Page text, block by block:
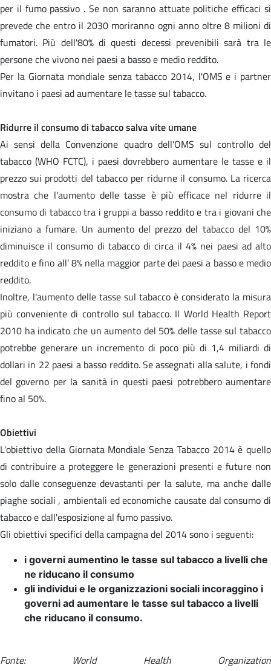
per il fumo passivo . Se non saranno attuate politiche efficaci si
prevede che entro il 2030 moriranno ogni anno oltre 8 milioni di
fumatori. Più dell'80% di questi decessi prevenibili sarà tra le
persone che vivono nei paesi a basso e medio reddito.
Per la Giornata mondiale senza tabacco 2014, l'OMS e i partner
invitano i paesi ad aumentare le tasse sul tabacco.
Ridurre il consumo di tabacco salva vite umane
Ai sensi della Convenzione quadro dell'OMS sul controllo del
tabacco (WHO FCTC), i paesi dovrebbero aumentare le tasse e il
prezzo sui prodotti del tabacco per ridurne il consumo. La ricerca
mostra che l’aumento delle tasse è più efficace nel ridurre il
consumo di tabacco tra i gruppi a basso reddito e tra i giovani che
iniziano a fumare. Un aumento del prezzo del tabacco del 10%
diminuisce il consumo di tabacco di circa il 4% nei paesi ad alto
reddito e fino all’ 8% nella maggior parte dei paesi a basso e medio
reddito.
Inoltre, l'aumento delle tasse sul tabacco è considerato la misura
più conveniente di controllo sul tabacco. Il World Health Report
2010 ha indicato che un aumento del 50% delle tasse sul tabacco
potrebbe generare un incremento di poco più di 1,4 miliardi di
dollari in 22 paesi a basso reddito. Se assegnati alla salute, i fondi
del governo per la sanità in questi paesi potrebbero aumentare
fino al 50%.
Obiettivi
L'obiettivo della Giornata Mondiale Senza Tabacco 2014 è quello
di contribuire a proteggere le generazioni presenti e future non
solo dalle conseguenze devastanti per la salute, ma anche dalle
piaghe sociali , ambientali ed economiche causate dal consumo di
tabacco e dall'esposizione al fumo passivo.
Gli obiettivi specifici della campagna del 2014 sono i seguenti:
i governi aumentino le tasse sul tabacco a livelli che
ne riducano il consumo
gli individui e le organizzazioni sociali incoraggino i
governi ad aumentare le tasse sul tabacco a livelli
che riducano il consumo.
Fonte: World Health Organization